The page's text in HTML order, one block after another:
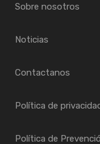
Sobre nosotros
Noticias
Contactanos
Política de
Política de